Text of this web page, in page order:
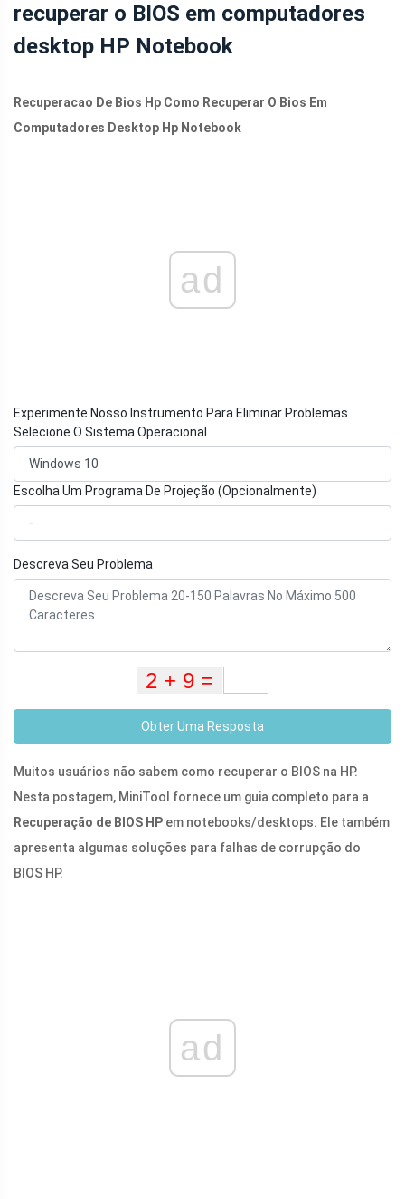
recuperar o BIOS em computadores
desktop HP Notebook
Recuperacao De Bios Hp Como Recuperar O Bios Em
Computadores Desktop Hp Notebook
ad
Experimente Nosso Instrumento Para Eliminar Problemas
Selecione O Sistema Operacional
Escolha Um Programa De Projeção (Opcionalmente)
Descreva Seu Problema
Obter Uma Resposta
Muitos usuários não sabem como recuperar o BIOS na HP.
Nesta postagem, MiniTool fornece um guia completo para a
Recuperação de BIOS HP em notebooks/desktops. Ele também
apresenta algumas soluções para falhas de corrupção do
BIOS HP.
ad